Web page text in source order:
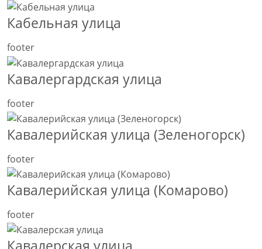
Кабельная улица
footer
Кавалергардская улица
footer
Кавалерийская улица (Зеленогорск)
footer
Кавалерийская улица (Комарово)
footer